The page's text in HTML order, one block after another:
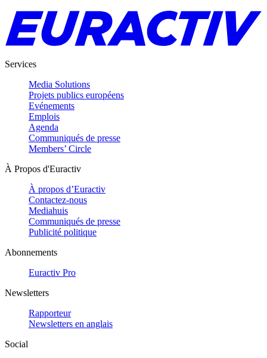
Services
Media Solutions
Projets publics européens
Evénements
Emplois
Agenda
Communiqués de presse
Members’ Circle
À Propos d'Euractiv
À propos d’Euractiv
Contactez-nous
Mediahuis
Communiqués de presse
Publicité politique
Abonnements
Euractiv Pro
Newsletters
Rapporteur
Newsletters en anglais
Social